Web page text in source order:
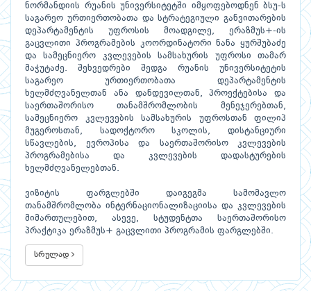
ნორმანდიის რუანის უნივერსიტეტში იმყოფებოდნენ ბსუ-ს
საგარეო ურთიერთობათა და სტრატეგიული განვითარების
დეპარტამენტის უფროსის მოადგილე, ერაზმუს+-ის
გაცვლითი პროგრამების კოორდინატორი ნანა ყურშუბაძე
და სამეცნიერო კვლევების სამსახურის უფროსი თამარ
მაჭუტაძე. შეხვედრები შედგა რუანის უნივერსიტეტის
საგარეო ურთიერთობათა დეპარტამენტის
ხელმძღვანელთან ანა დანდევილთან, პროექტებისა და
საერთაშორისო თანამშრომლობის მენეჯერებთან,
სამეცნიერო კვლევების სამსახურის უფროსთან ფილიპ
მუგეროსთან, სადოქტორო სკოლის, დისტანციური
სწავლების, ევროპისა და საერთაშორისო კვლევების
პროგრამებისა და კვლევების დადასტურების
ხელმძღვანელებთან.
ვიზიტის ფარგლებში დაიგეგმა სამომავლო
თანამშრომლობა ინტერნაციონალიზაციისა და კვლევების
მიმართულებით, ასევე, სტუდენტთა საერთაშორისო
პრაქტიკა ერაზმუს+ გაცვლითი პროგრამის ფარგლებში.
სრულად